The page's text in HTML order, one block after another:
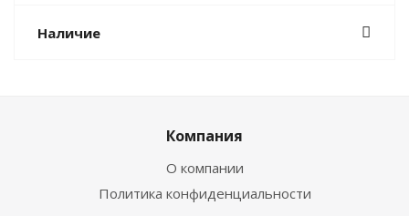
Наличие
Компания
О компании
Политика конфиденциальности